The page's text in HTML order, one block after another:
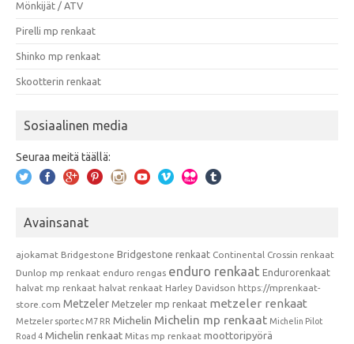
Mönkijät / ATV
Pirelli mp renkaat
Shinko mp renkaat
Skootterin renkaat
Sosiaalinen media
Seuraa meitä täällä:
Avainsanat
ajokamat Bridgestone Bridgestone renkaat Continental Crossin renkaat
Dunlop mp renkaat enduro rengas enduro renkaat Endurorenkaat
halvat mp renkaat halvat renkaat Harley Davidson https://mprenkaat-
store.com Metzeler Metzeler mp renkaat metzeler renkaat
Metzeler sportec M7 RR Michelin Michelin mp renkaat Michelin Pilot
Road 4 Michelin renkaat Mitas mp renkaat moottoripyörä